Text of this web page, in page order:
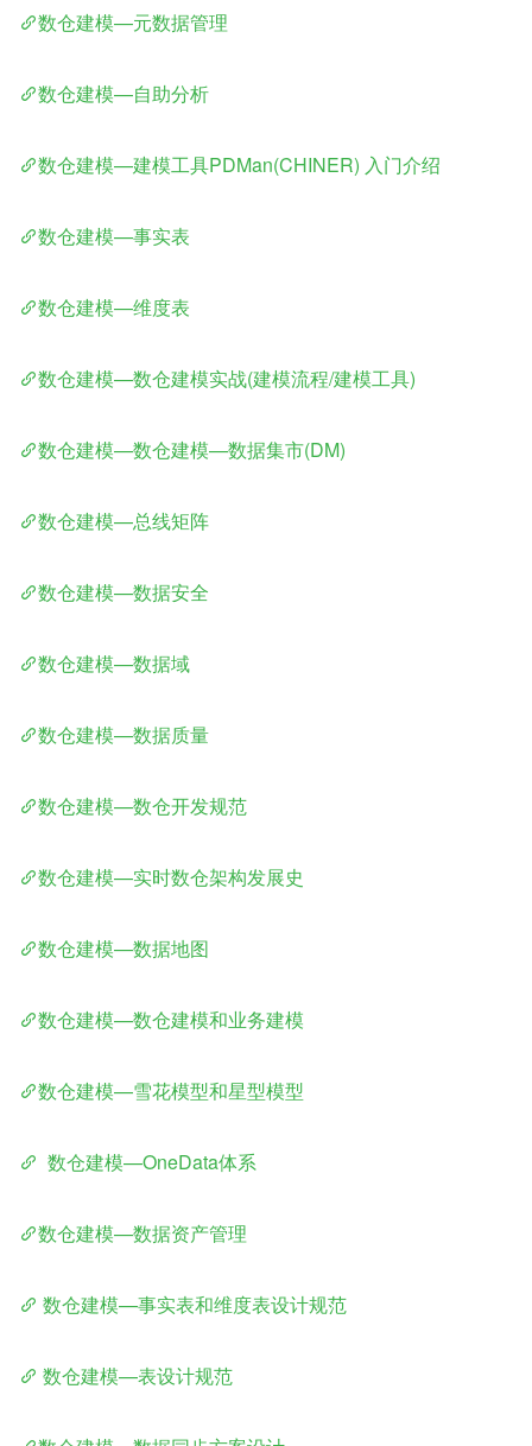
数仓建模—元数据管理
数仓建模—自助分析
数仓建模—建模工具PDMan(CHINER) 入门介绍
数仓建模—事实表
数仓建模—维度表
数仓建模—数仓建模实战(建模流程/建模工具)
数仓建模—数仓建模—数据集市(DM)
数仓建模—总线矩阵
数仓建模—数据安全
数仓建模—数据域
数仓建模—数据质量
数仓建模—数仓开发规范
数仓建模—实时数仓架构发展史
数仓建模—数据地图
数仓建模—数仓建模和业务建模
数仓建模—雪花模型和星型模型
  数仓建模—OneData体系
数仓建模—数据资产管理
数仓建模—事实表和维度表设计规范
数仓建模—表设计规范